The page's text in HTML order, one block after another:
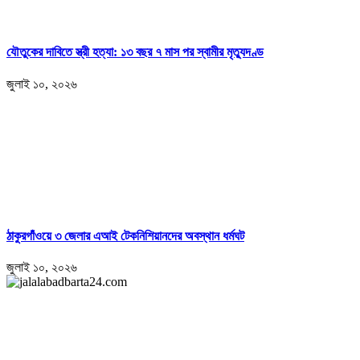
যৌতুকের দাবিতে স্ত্রী হত্যা: ১৩ বছর ৭ মাস পর স্বামীর মৃত্যুদণ্ড
জুলাই ১০, ২০২৬
ঠাকুরগাঁওয়ে ৩ জেলার এআই টেকনিশিয়ানদের অবস্থান ধর্মঘট
জুলাই ১০, ২০২৬